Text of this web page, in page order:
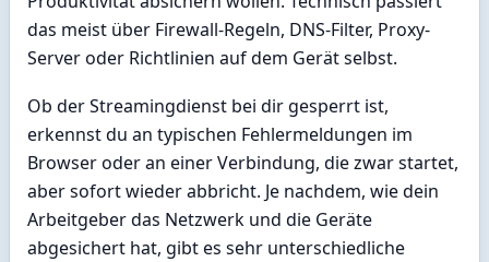
das meist über Firewall-Regeln, DNS-Filter, Proxy-
Server oder Richtlinien auf dem Gerät selbst.
Ob der Streamingdienst bei dir gesperrt ist,
erkennst du an typischen Fehlermeldungen im
Browser oder an einer Verbindung, die zwar startet,
aber sofort wieder abbricht. Je nachdem, wie dein
Arbeitgeber das Netzwerk und die Geräte
abgesichert hat, gibt es sehr unterschiedliche